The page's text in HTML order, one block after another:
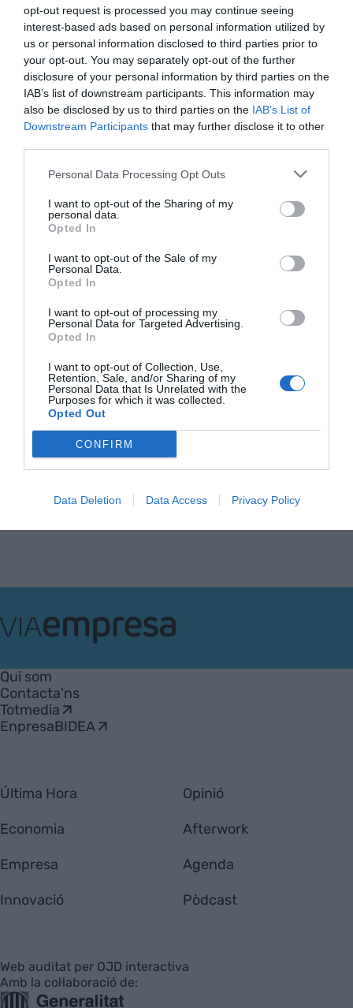
opt-out request is processed you may continue seeing
interest-based ads based on personal information utilized by
us or personal information disclosed to third parties prior to
your opt-out. You may separately opt-out of the further
disclosure of your personal information by third parties on the
IAB’s list of downstream participants. This information may
also be disclosed by us to third parties on the IAB’s List of
Downstream Participants that may further disclose it to other
Personal Data Processing Opt Outs
I want to opt-out of the Sharing of my
personal data.
Opted In
I want to opt-out of the Sale of my
Personal Data.
Opted In
I want to opt-out of processing my
Personal Data for Targeted Advertising.
Opted In
I want to opt-out of Collection, Use,
Retention, Sale, and/or Sharing of my
Personal Data that Is Unrelated with the
Purposes for which it was collected.
Opted Out
CONFIRM
Data Deletion Data Access Privacy Policy
col·laboració
publicoprivada
15 de març de 2025
RAMON TALAMÀS
L'OPINIÓ
28 de setembre de 2024
PRESIDENT DE LA CAMBRA
DE COMERÇ DE TERRASSA
PRODUCTIVITAT I
NECESSARI
30 de juliol de 2024
Empresa
Qui som
Contacta'ns
Totmedia
EnpresaBIDEA
Última Hora
Economia
Empresa
Innovació
Opinió
Afterwork
Agenda
Pòdcast
Web auditat per OJD interactiva
Amb la col·laboració de: